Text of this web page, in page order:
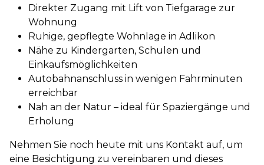
Direkter Zugang mit Lift von Tiefgarage zur
Wohnung
Ruhige, gepflegte Wohnlage in Adlikon
Nähe zu Kindergarten, Schulen und
Einkaufsmöglichkeiten
Autobahnanschluss in wenigen Fahrminuten
erreichbar
Nah an der Natur – ideal für Spaziergänge und
Erholung
Nehmen Sie noch heute mit uns Kontakt auf, um
eine Besichtigung zu vereinbaren und dieses